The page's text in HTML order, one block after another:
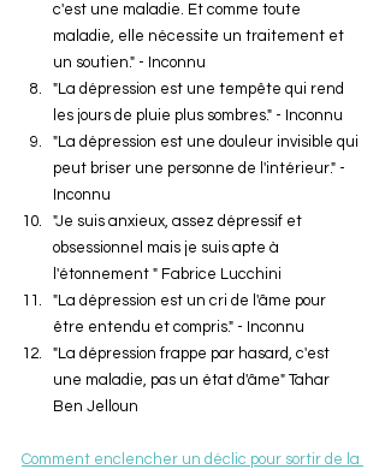
c'est une maladie. Et comme toute
maladie, elle nécessite un traitement et
un soutien." - Inconnu
"La dépression est une tempête qui rend
les jours de pluie plus sombres." - Inconnu
"La dépression est une douleur invisible qui
peut briser une personne de l'intérieur." -
Inconnu
"Je suis anxieux, assez dépressif et
obsessionnel mais je suis apte à
l'étonnement " Fabrice Lucchini
"La dépression est un cri de l'âme pour
être entendu et compris." - Inconnu
"La dépression frappe par hasard, c'est
une maladie, pas un état d'âme" Tahar
Ben Jelloun
Comment enclencher un déclic pour sortir de la